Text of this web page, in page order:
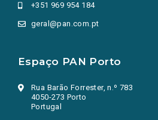
+351 969 954 184
geral@pan.com.pt
Espaço PAN Porto
Rua Barão Forrester, n.º 783
4050-273 Porto
Portugal